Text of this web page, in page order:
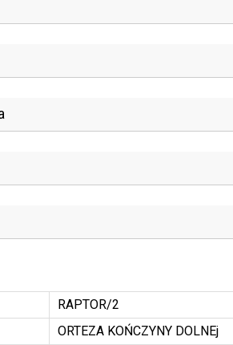
RAPTOR/2
ORTEZA KOŃCZYNY DOLNEj